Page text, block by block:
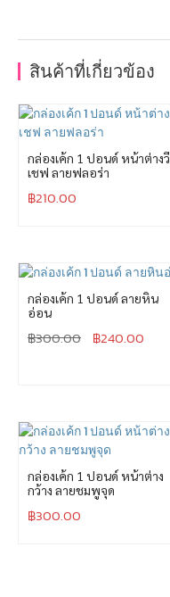
สินค้าที่เกี่ยวข้อง
กล่องเค้ก 1 ปอนด์ หน้าต่างวี
เชฟ ลายฟลอร่า
฿210.00
กล่องเค้ก 1 ปอนด์ ลายหิน
อ่อน
฿300.00 ฿240.00
กล่องเค้ก 1 ปอนด์ หน้าต่าง
กว้าง ลายชมพูจุด
฿300.00